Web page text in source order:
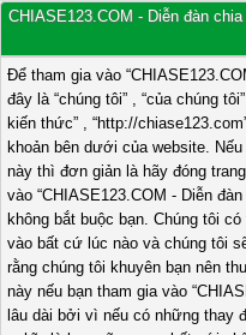
CHIASE123.COM - Diễn đàn
Để tham gia vào
đây là “chúng tôi” , “của chúng
kiến thức” , “http://
khoản bên dưới của website.
này thì đơn giản là hãy đóng
vào “CHIASE123.COM - Diễn
không bắt buộc bạn. Chúng tôi
vào bất cứ lúc nào và chúng tôi
rằng chúng tôi khuyên bạn nên
này nếu bạn tham gia vào
lâu dài bởi vì nếu có những thay